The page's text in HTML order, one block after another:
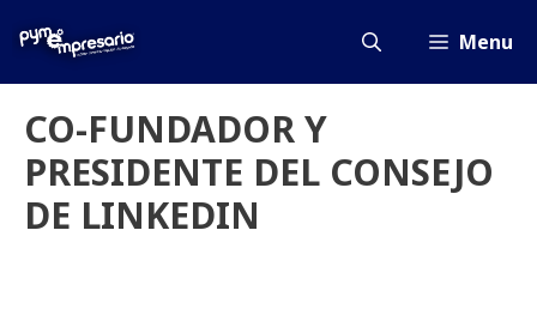
Menu
CO-FUNDADOR Y
PRESIDENTE DEL CONSEJO
DE LINKEDIN